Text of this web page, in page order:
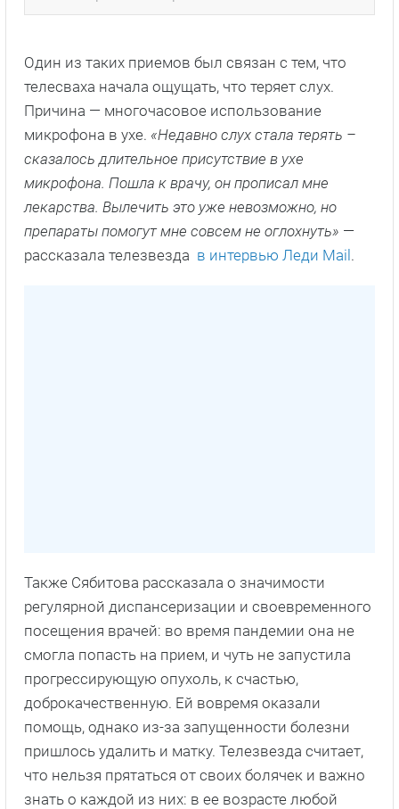
Один из таких приемов был связан с тем, что
телесваха начала ощущать, что теряет слух.
Причина — многочасовое использование
микрофона в ухе. «Недавно слух стала терять –
сказалось длительное присутствие в ухе
микрофона. Пошла к врачу, он прописал мне
лекарства. Вылечить это уже невозможно, но
препараты помогут мне совсем не оглохнуть» —
рассказала телезвезда в интервью Леди Mail.
Также Сябитова рассказала о значимости
регулярной диспансеризации и своевременного
посещения врачей: во время пандемии она не
смогла попасть на прием, и чуть не запустила
прогрессирующую опухоль, к счастью,
доброкачественную. Ей вовремя оказали
помощь, однако из-за запущенности болезни
пришлось удалить и матку. Телезвезда считает,
что нельзя прятаться от своих болячек и важно
знать о каждой из них: в ее возрасте любой